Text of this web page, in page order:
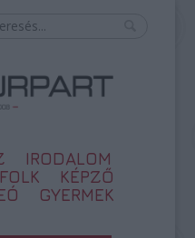
IRODALOM
FOLK
KÉPZŐ
GYERMEK